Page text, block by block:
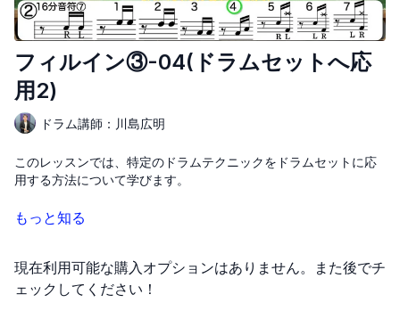
フィルイン③-04(ドラムセットへ応
用2)
ドラム講師：川島広明
このレッスンでは、特定のドラムテクニックをドラムセットに応
用する方法について学びます。
今回は、特にダウンストロークを中心に演奏する技術に焦点を当
このテクニックは、例えばBPM70での演奏を想定しており、7番
もっと知る
現在利用可能な購入オプションはありません。また後でチ
ェックしてください！